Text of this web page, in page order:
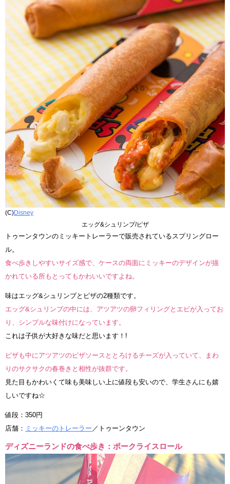
(C)Disney
エッグ&シュリンプ/ピザ
トゥーンタウンのミッキートレーラーで販売されているスプリングロー
ル。
食べ歩きしやすいサイズ感で、ケースの両面にミッキーのデザインが描
かれている所もとってもかわいいですよね。
味はエッグ&シュリンプとピザの2種類です。
エッグ&シュリンプの中には、アツアツの卵フィリングとエビが入ってお
り、シンプルな味付けになっています。
これは子供が大好きな味だと思います！!
ピザも中にアツアツのピザソースととろけるチーズが入っていて、まわ
りのサクサクの春巻きと相性が抜群です。
見た目もかわいくて味も美味しい上に値段も安いので、学生さんにも嬉
しいですね☆
値段：350円
店舗： ミッキーのトレーラー ／トゥーンタウン
ディズニーランドの食べ歩き：ポークライスロール